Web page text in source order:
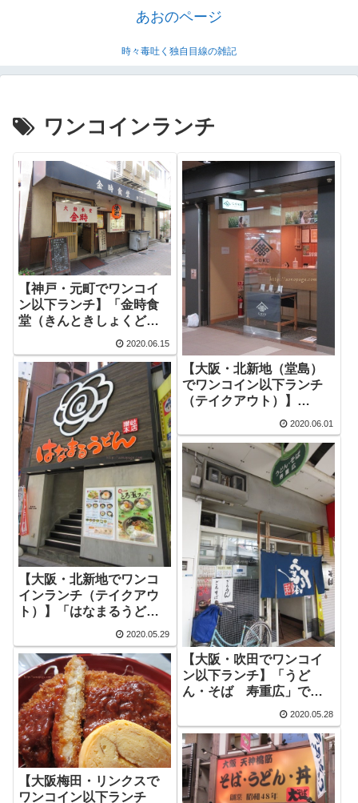
あおのページ
時々毒吐く独自目線の雑記
ワンコインランチ
【神戸・元町でワンコイ
ン以下ランチ】「金時食
堂（きんときしょくど
う）」で「（かけ）そば
とめし」
2020.06.15
【大阪・北新地（堂島）
でワンコイン以下ランチ
（テイクアウト）】
「GOKU OMUSUBI」
2020.06.01
【大阪・北新地でワンコ
インランチ（テイクアウ
ト）】「はなまるうどん
北新地店」で天丼
2020.05.29
【大阪・吹田でワンコイ
ン以下ランチ】「うど
ん・そば 寿重広」で
「かけそばとおにぎり」
2020.05.28
【大阪梅田・リンクスで
ワンコイン以下ランチ